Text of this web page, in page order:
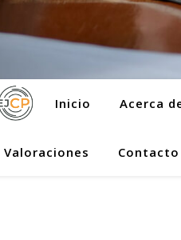
Inicio Acerca
Valoraciones Contacto